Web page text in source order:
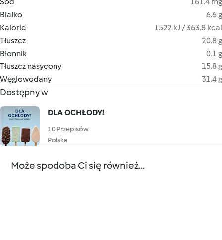
Białko
6.6 g
Kalorie
1522 kJ / 363.8 kcal
Tłuszcz
20.8 g
Błonnik
0.1 g
Tłuszcz nasycony
15.8 g
Węglowodany
31.4 g
Dostępny w
DLA OCHŁODY!
10 Przepisów
Polska
Może spodoba Ci się również...